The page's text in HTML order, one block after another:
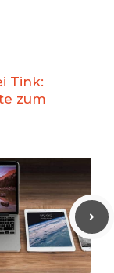
Tink:
zum